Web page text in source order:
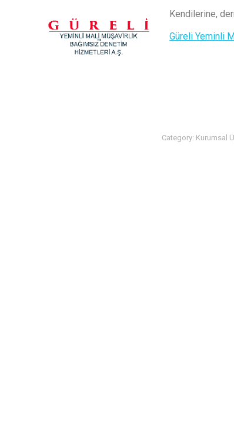
Kendilerine,
Güreli Yeminli
Category: Kurumsal